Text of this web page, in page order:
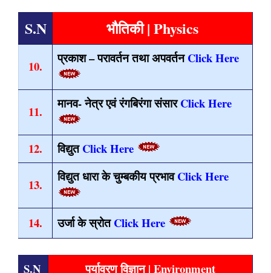
S.N भौतिकी | Physics
10.
प्रकाश – परावर्तन तथा अपवर्तनClick Here
11.
मानव- नेत्र एवं रंगबिरंगा संसारClick Here
12. विद्युतClick Here
13.
विद्युत धारा के चुम्बकीय प्रभावClick Here
14. उर्जा के स्रोतClick Here
S.N
पर्यावरण विज्ञान | Environment